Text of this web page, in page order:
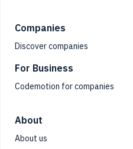
Companies
Discover companies
For Business
Codemotion for companies
About
About us